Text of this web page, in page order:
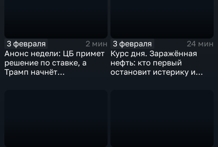
3 февраля
2 мин
Анонс недели: ЦБ примет
решение по ставке, а
Трамп начнёт
3 февраля
24 мин
Курс дня. Заражённая
нефть: кто первый
остановит истерику и